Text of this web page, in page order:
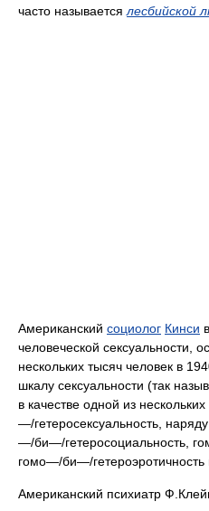
часто называется лесбийской
Американский социолог Кинси
человеческой сексуальности,
нескольких тысяч человек в
шкалу сексуальности (так
в качестве одной из
—/гетеросексуальность,
—/би—/гетеросоциальность,
гомо—/би—/гетероэротичность
Американский психиатр